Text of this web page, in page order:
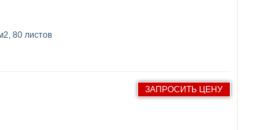
80 листов
ЗАПРОСИТЬ ЦЕНУ